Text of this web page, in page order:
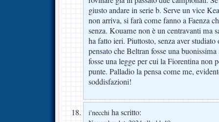
giusto andare in serie b. Serve un vice
non arriva, si farà come fanno a Faenza
senza. Kouame non è un centravanti ma
ha fatto ieri. Piuttosto, senza aver
pensato che Beltran fosse una
fosse una legge per cui la Fiorentina non
punte. Palladio la pensa come me,
soddisfazioni!
i'necchi ha scritto: